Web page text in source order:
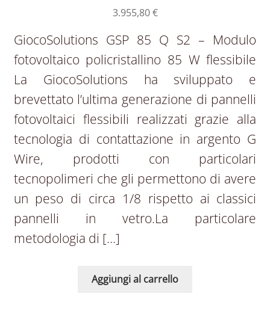
3.955,80€
GiocoSolutions GSP 85 Q S2 – Modulo
fotovoltaico policristallino 85 W flessibile
La GiocoSolutions ha sviluppato e
brevettato l’ultima generazione di pannelli
fotovoltaici flessibili realizzati grazie alla
tecnologia di contattazione in argento G
Wire, prodotti con particolari
tecnopolimeri che gli permettono di avere
un peso di circa 1/8 rispetto ai classici
pannelli in vetro.La particolare
metodologia di […]
Aggiungi al carrello